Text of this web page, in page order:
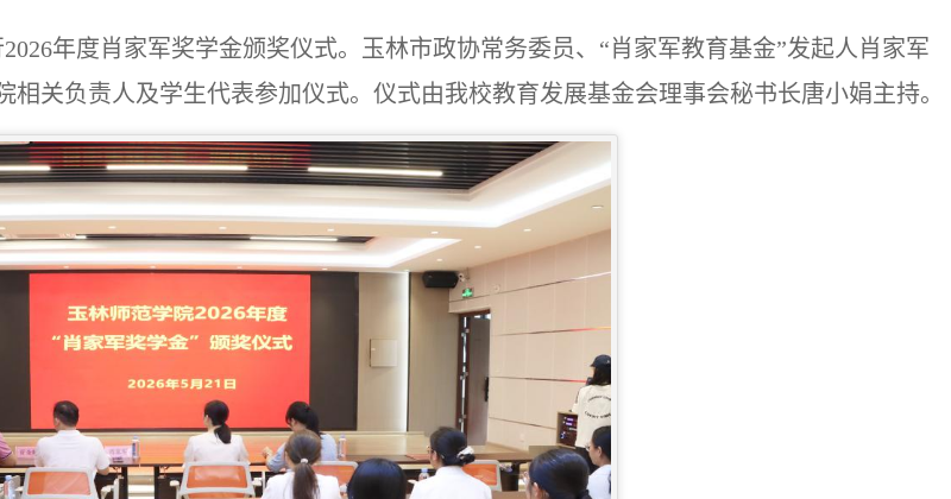
年度肖家军奖学金颁奖仪式。玉林市政协常务委员、“肖家军教育基金”发起人肖家军
关负责人及学生代表参加仪式。仪式由我校教育发展基金会理事会秘书长唐小娟主持。